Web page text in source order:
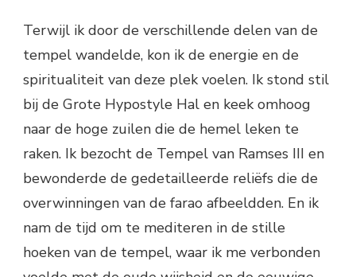
Terwijl ik door de verschillende delen van de
tempel wandelde, kon ik de energie en de
spiritualiteit van deze plek voelen. Ik stond stil
bij de Grote Hypostyle Hal en keek omhoog
naar de hoge zuilen die de hemel leken te
raken. Ik bezocht de Tempel van Ramses III en
bewonderde de gedetailleerde reliëfs die de
overwinningen van de farao afbeeldden. En ik
nam de tijd om te mediteren in de stille
hoeken van de tempel, waar ik me verbonden